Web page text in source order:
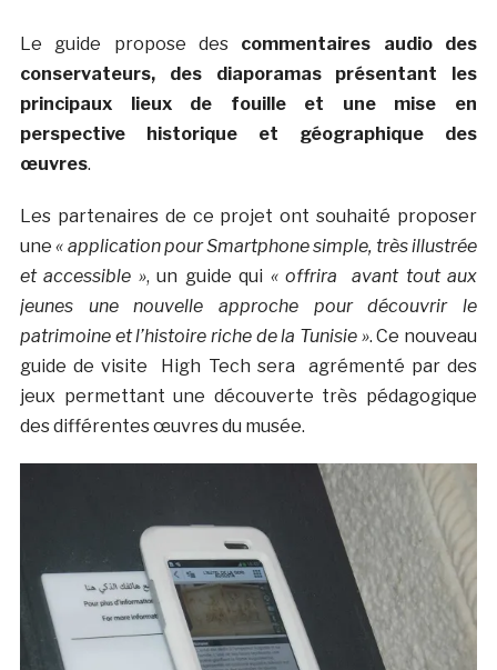
Le guide propose des commentaires audio des
conservateurs, des diaporamas présentant les
principaux lieux de fouille et une mise en
perspective historique et géographique des
œuvres.
Les partenaires de ce projet ont souhaité proposer
une« application pour Smartphone simple, très illustrée
et accessible », un guide qui « offrira avant tout aux
jeunes une nouvelle approche pour découvrir le
patrimoine et l’histoire riche de la Tunisie ». Ce nouveau
guide de visite High Tech sera agrémenté par des
jeux permettant une découverte très pédagogique
des différentes œuvres du musée.